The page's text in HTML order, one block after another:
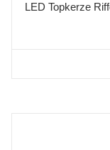
LED Topkerze